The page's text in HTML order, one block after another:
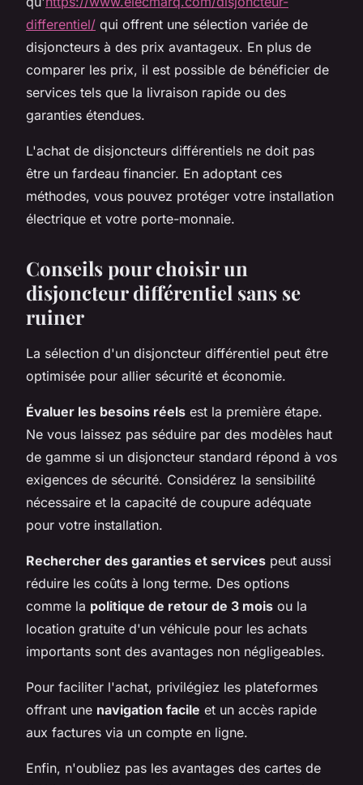
differentiel/ qui offrent une sélection variée de
disjoncteurs à des prix avantageux. En plus de
comparer les prix, il est possible de bénéficier de
services tels que la livraison rapide ou des
garanties étendues.
L'achat de disjoncteurs différentiels ne doit pas
être un fardeau financier. En adoptant ces
méthodes, vous pouvez protéger votre installation
électrique et votre porte-monnaie.
Conseils pour choisir un
disjoncteur différentiel sans se
ruiner
La sélection d'un disjoncteur différentiel peut être
optimisée pour allier sécurité et économie.
Évaluer les besoins réels est la première étape.
Ne vous laissez pas séduire par des modèles haut
de gamme si un disjoncteur standard répond à vos
exigences de sécurité. Considérez la sensibilité
nécessaire et la capacité de coupure adéquate
pour votre installation.
Rechercher des garanties et services peut aussi
réduire les coûts à long terme. Des options
comme la politique de retour de 3 mois ou la
location gratuite d'un véhicule pour les achats
importants sont des avantages non négligeables.
Pour faciliter l'achat, privilégiez les plateformes
offrant une navigation facile et un accès rapide
aux factures via un compte en ligne.
Enfin, n'oubliez pas les avantages des cartes de